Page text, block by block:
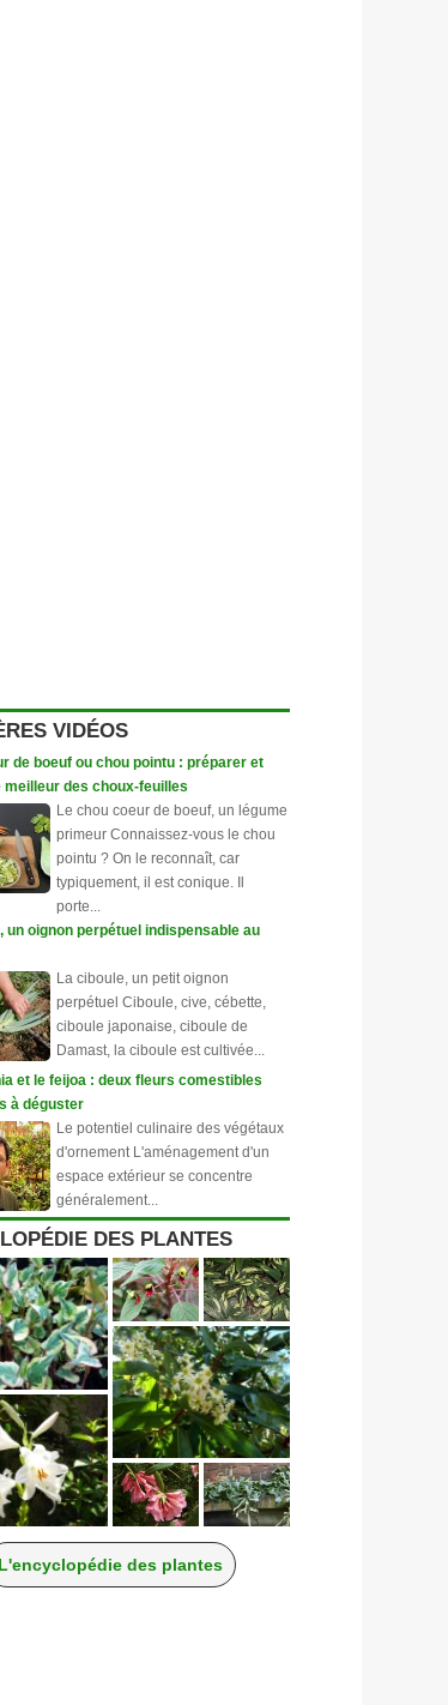
VIDÉOS
de boeuf ou chou pointu : préparer et
meilleur des choux-feuilles
Le chou coeur de boeuf, un légume
primeur Connaissez-vous le chou
pointu ? On le reconnaît, car
typiquement, il est conique. Il
porte...
un oignon perpétuel indispensable au
La ciboule, un petit oignon
perpétuel Ciboule, cive, cébette,
ciboule japonaise, ciboule de
Damast, la ciboule est cultivée...
et le feijoa : deux fleurs comestibles
à déguster
Le potentiel culinaire des végétaux
d'ornement L'aménagement d'un
espace extérieur se concentre
généralement...
DES PLANTES
L'encyclopédie des plantes